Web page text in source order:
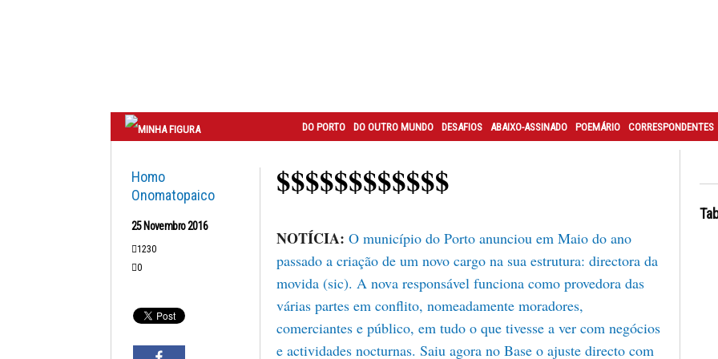
DO PORTO DO OUTRO MUNDO DESAFIOS ABAIXO-ASSINADO POEMÁRIO CORRESPONDENTES
Homo
Onomatopaico
25 Novembro 2016
1230
0
$$$$$$$$$$$$
NOTÍCIA: O município do Porto anunciou em Maio do ano
passado a criação de um novo cargo na sua estrutura: directora da
movida (sic). A nova responsável funciona como provedora das
várias partes em conflito, nomeadamente moradores,
comerciantes e público, em tudo o que tivesse a ver com negócios
e actividades nocturnas. Saiu agora no Base o ajuste directo com